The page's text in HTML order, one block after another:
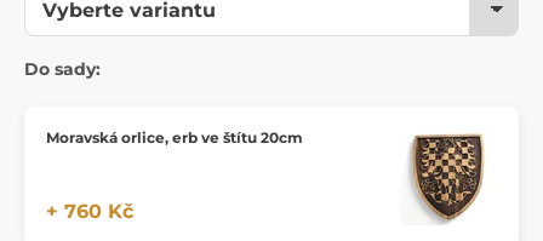
Do sady:
Moravská orlice, erb ve štítu 20cm
+ 760 Kč